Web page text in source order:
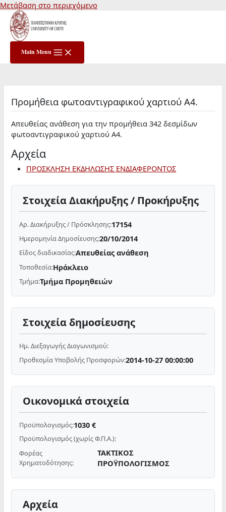
Μετάβαση στο περιεχόμενο
Main Menu
Προμήθεια φωτοαντιγραφικού χαρτιού Α4.
Απευθείας ανάθεση για την προμήθεια 342 δεσμίδων
φωτοαντιγραφικού χαρτιού Α4.
Αρχεία
ΠΡΟΣΚΛΗΣΗ ΕΚΔΗΛΩΣΗΣ ΕΝΔΙΑΦΕΡΟΝΤΟΣ
Στοιχεία Διακήρυξης / Προκήρυξης
Αρ. Διακήρυξης / Πρόσκλησης:17154
Ημερομηνία Δημοσίευσης:20/10/2014
Είδος διαδικασίας:Απευθείας ανάθεση
Τοποθεσία:Ηράκλειο
Τμήμα:Τμήμα Προμηθειών
Στοιχεία δημοσίευσης
Ημ. Διεξαγωγής Διαγωνισμού:
Προθεσμία Υποβολής Προσφορών:2014-10-27 00:00:00
Οικονομικά στοιχεία
Προϋπολογισμός:1030 €
Προϋπολογισμός (χωρίς Φ.Π.Α.):
Φορέας
Χρηματοδότησης:
ΤΑΚΤΙΚΟΣ
ΠΡΟΫΠΟΛΟΓΙΣΜΟΣ
Αρχεία